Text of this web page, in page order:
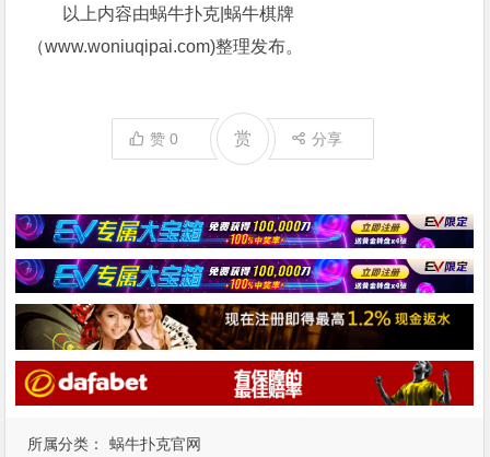
所属分类： 蜗牛扑克官网
以上内容由蜗牛扑克|蜗牛棋牌
（www.woniuqipai.com)整理发布。
赞0 赏 分享